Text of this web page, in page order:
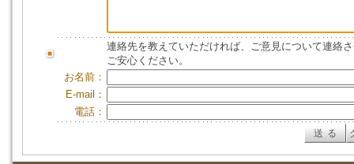
連絡先を教えていただければ、ご意見について連絡
ご安心ください。
お名前：
E-mail：
電話：